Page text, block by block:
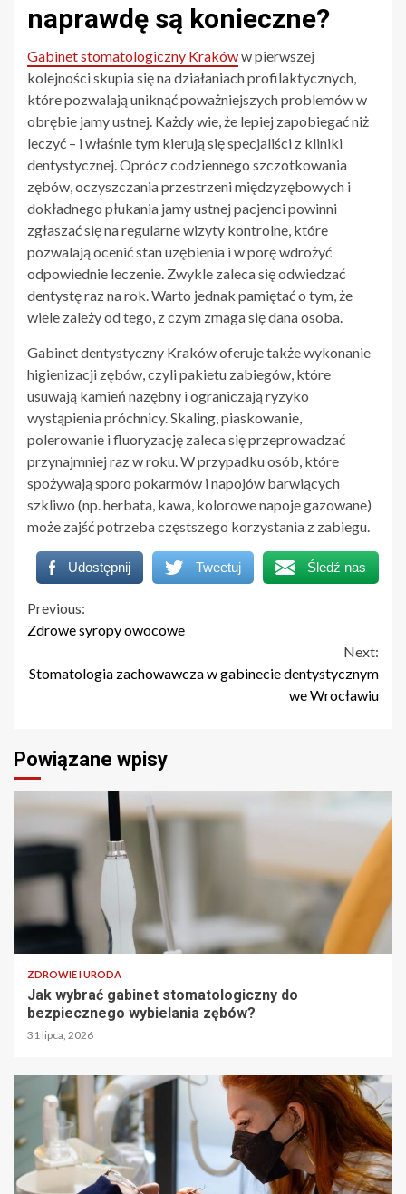
naprawdę są konieczne?
Gabinet stomatologiczny Krakóww pierwszej
kolejności skupia się na działaniach profilaktycznych,
które pozwalają uniknąć poważniejszych problemów w
obrębie jamy ustnej. Każdy wie, że lepiej zapobiegać niż
leczyć – i właśnie tym kierują się specjaliści z kliniki
dentystycznej. Oprócz codziennego szczotkowania
zębów, oczyszczania przestrzeni międzyzębowych i
dokładnego płukania jamy ustnej pacjenci powinni
zgłaszać się na regularne wizyty kontrolne, które
pozwalają ocenić stan uzębienia i w porę wdrożyć
odpowiednie leczenie. Zwykle zaleca się odwiedzać
dentystę raz na rok. Warto jednak pamiętać o tym, że
wiele zależy od tego, z czym zmaga się dana osoba.
Gabinet dentystyczny Kraków oferuje także wykonanie
higienizacji zębów, czyli pakietu zabiegów, które
usuwają kamień nazębny i ograniczają ryzyko
wystąpienia próchnicy. Skaling, piaskowanie,
polerowanie i fluoryzację zaleca się przeprowadzać
przynajmniej raz w roku. W przypadku osób, które
spożywają sporo pokarmów i napojów barwiących
szkliwo (np. herbata, kawa, kolorowe napoje gazowane)
może zajść potrzeba częstszego korzystania z zabiegu.
Udostępnij Tweetuj Śledź nas
Continue
Reading
Previous:
Zdrowe syropy owocowe
Next:
Stomatologia zachowawcza w gabinecie dentystycznym
we Wrocławiu
Powiązane wpisy
ZDROWIE I URODA
Jak wybrać gabinet stomatologiczny do
bezpiecznego wybielania zębów?
31 lipca, 2026